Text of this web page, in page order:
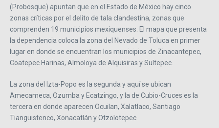
(Probosque) apuntan que en el Estado de México hay cinco
zonas críticas por el delito de tala clandestina, zonas que
comprenden 19 municipios mexiquenses. El mapa que presenta
la dependencia coloca la zona del Nevado de Toluca en primer
lugar en donde se encuentran los municipios de Zinacantepec,
Coatepec Harinas, Almoloya de Alquisiras y Sultepec.
La zona del Izta-Popo es la segunda y aquí se ubican
Amecameca, Ozumba y Ecatzingo, y la de Cubio-Cruces es la
tercera en donde aparecen Ocuilan, Xalatlaco, Santiago
Tianguistenco, Xonacatlán y Otzolotepec.